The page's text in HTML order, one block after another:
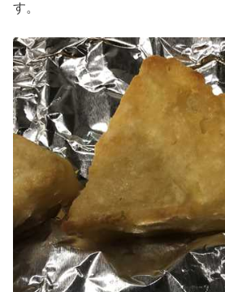
す。